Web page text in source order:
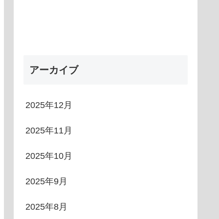
アーカイブ
2025年12月
2025年11月
2025年10月
2025年9月
2025年8月